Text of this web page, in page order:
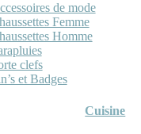
de mode
Femme
Homme
clefs
et Badges
Cuisine